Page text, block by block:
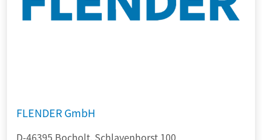
FLENDER GmbH
D-46395 Bocholt, Schlavenhorst 100